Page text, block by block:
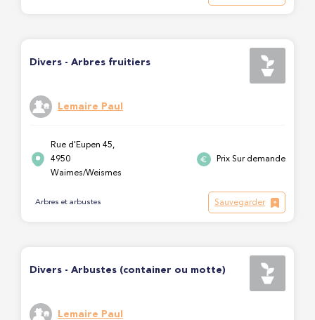
Divers - Arbres fruitiers
Lemaire Paul
Rue d'Eupen 45,
4950
Waimes/Weismes
Prix Sur demande
Arbres et arbustes Sauvegarder
Divers - Arbustes (container ou motte)
Lemaire Paul